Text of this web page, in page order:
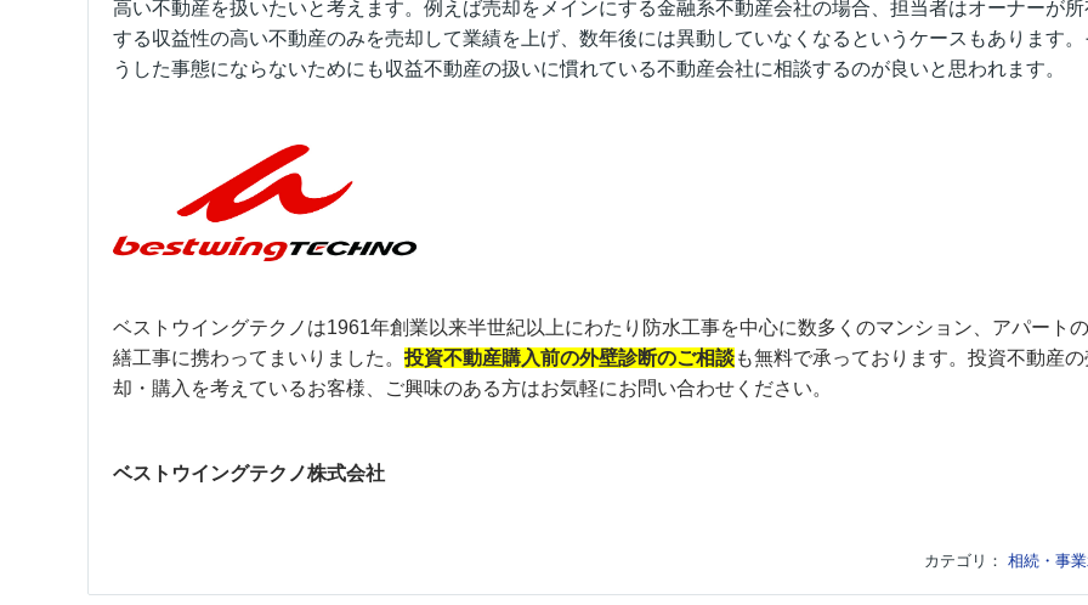
高い不動産を扱いたいと考えます。例えば売却をメインにする金融系不動産会社の場合、担当者はオーナーが所
する収益性の高い不動産のみを売却して業績を上げ、数年後には異動していなくなるというケースもあります。
うした事態にならないためにも収益不動産の扱いに慣れている不動産会社に相談するのが良いと思われます。
ベストウイングテクノは1961年創業以来半世紀以上にわたり防水工事を中心に数多くのマンション、アパート
繕工事に携わってまいりました。 投資不動産購入前の外壁診断のご相談も無料で承っております。投資不動産の
却・購入を考えているお客様、ご興味のある方はお気軽にお問い合わせください。
ベストウイングテクノ株式会社
カテゴリ： 相続・事